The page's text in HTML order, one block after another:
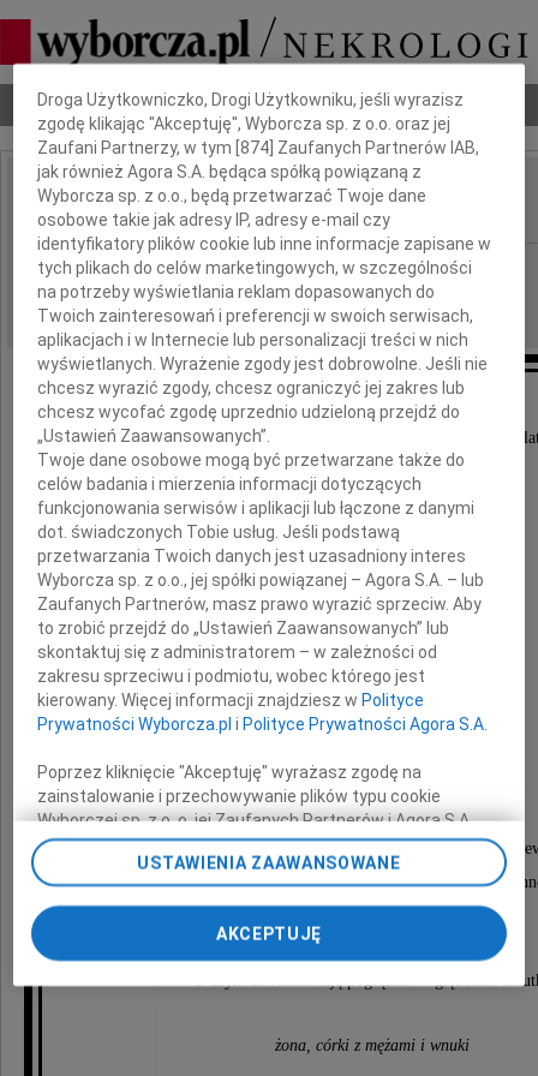
Nekrologi Odeszli Poradnik pogrzebowy
IMIĘ I NAZWISKO: Franciszek Serafin
REGION: Wrocław
DATA EMISJI: 16.06.2011
Dnia 14 czerwca 2011 roku zmarł w wieku 74
Franciszek Serafin
Absolwent Politechniki Wrocławskiej.
Długoletni pracownik Mostostal-Export.
Nabożeństwo żałobne odprawione zostanie
dnia 17 czerwca 2011 roku o godzinie 13.00
w kościele pw. św. Tadeusza Apostoła przy ulicy
po którym nastąpi odprowadzenie do grobu
O czym zawiadamiają pogrążeni w głębokim
żona, córki z mężami i wnuki
Dbamy o Twoją prywatność
Droga Użytkowniczko, Drogi Użytkowniku, jeśli wyrazisz
zgodę klikając "Akceptuję", Wyborcza sp. z o.o. oraz jej
Zaufani Partnerzy, w tym [874 ] Zaufanych Partnerów IAB,
jak również Agora S.A. będąca spółką powiązaną z
Wyborcza sp. z o.o., będą przetwarzać Twoje dane
osobowe takie jak adresy IP, adresy e-mail czy
identyfikatory plików cookie lub inne informacje zapisane w
tych plikach do celów marketingowych, w szczególności
na potrzeby wyświetlania reklam dopasowanych do
Twoich zainteresowań i preferencji w swoich serwisach,
aplikacjach i w Internecie lub personalizacji treści w nich
wyświetlanych. Wyrażenie zgody jest dobrowolne. Jeśli nie
chcesz wyrazić zgody, chcesz ograniczyć jej zakres lub
chcesz wycofać zgodę uprzednio udzieloną przejdź do
„Ustawień Zaawansowanych”.
Twoje dane osobowe mogą być przetwarzane także do
celów badania i mierzenia informacji dotyczących
funkcjonowania serwisów i aplikacji lub łączone z danymi
dot. świadczonych Tobie usług. Jeśli podstawą
przetwarzania Twoich danych jest uzasadniony interes
Wyborcza sp. z o.o., jej spółki powiązanej – Agora S.A. – lub
Zaufanych Partnerów, masz prawo wyrazić sprzeciw. Aby
to zrobić przejdź do „Ustawień Zaawansowanych” lub
skontaktuj się z administratorem – w zależności od
zakresu sprzeciwu i podmiotu, wobec którego jest
kierowany. Więcej informacji znajdziesz w Polityce
Prywatności Wyborcza.pl i Polityce Prywatności Agora S.A.
Poprzez kliknięcie "Akceptuję" wyrażasz zgodę na
zainstalowanie i przechowywanie plików typu cookie
Wyborczej sp. z o. o. jej Zaufanych Partnerów i Agora S.A.
na Twoim urządzeniu końcowym. Możesz też w każdej
chwili zmienić swoje preferencje dot. plików cookie,
ponownie wywołując narzędzie do zarządzania Twoimi
preferencjami dot. przetwarzania danych poprzez
odnośnik „Ustawienia prywatności” w stopce serwisu i
przechodząc do sekcji „Ustawienia zaawansowane”.
Zmiana ustawień plików cookie możliwa jest także za
My, nasi Zaufani Partnerzy i Agora S.A. możemy
USTAWIENIA ZAAWANSOWANE
AKCEPTUJĘ